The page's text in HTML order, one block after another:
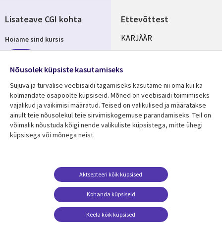
Ettevõttest
Useful
links
ESTONIA
KARJÄÄR
KONTORID
Ressursikeskus
ESTONIA
Viimased uudised
Tugi
Legal
ESTONIA
Õigused
Privaatsus
Juurdepääs
Lisateave CGI kohta
Hoiame sind kursis
Jälgi meid
Social
Media
Nõusolek küpsiste kasutamiseks
Sujuva ja turvalise veebisaidi tagamiseks kasutame nii oma kui ka
kolmandate osapoolte küpsiseid. Mõned on veebisaidi toimimiseks
vajalikud ja vaikimisi määratud. Teised on valikulised ja määratakse
ainult teie nõusolekul teie sirvimiskogemuse parandamiseks. Teil on
võimalik nõustuda kõigi nende valikuliste küpsistega, mitte ühegi
küpsisega või mõnega neist.
Kohanda küpsiseid
Aktsepteeri kõik küpsised
Keela kõik küpsised